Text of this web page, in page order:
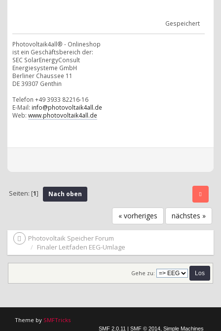
Gespeichert
Photovoltaik4all® - Onlineshop
ist ein Geschäftsbereich der:
SEC SolarEnergyConsult
Energiesysteme GmbH
Berliner Chaussee 11
DE 39307 Genthin
Telefon +49 3933 82216-16
E-Mail: info@photovoltaik4all.de
Web: www.photovoltaik4all.de
Seiten: [1] Nach oben
« vorheriges nächstes »
Photovoltaik Speicher Forum
Finaler Leitfaden EEG-Umlage
Gehe zu:
Theme by SMFTricks
SMF 2.0.11 | SMF © 2014 Simple Machines